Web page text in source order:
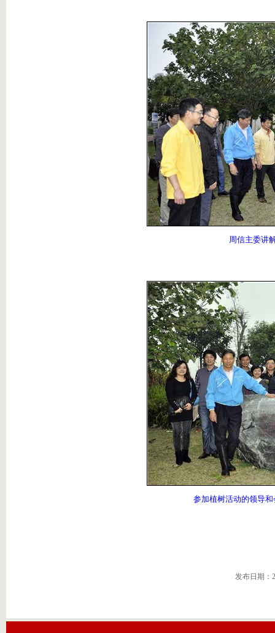
周信主委讲
参加植树活动的领导
发布日期：